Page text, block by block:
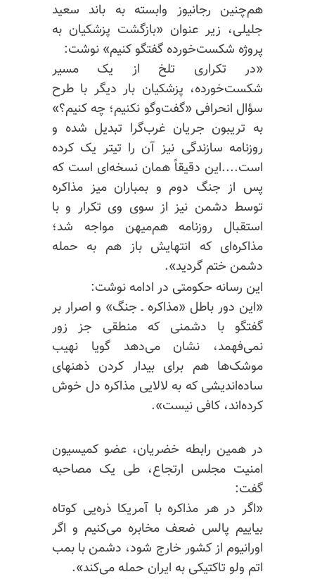
هم‌چنین رجانیوز وابسته به باند سعید
جلیلی، زیر عنوان «بازگشت پزشکیان به
پروژه شکست‌خورده گفتگوکنیم» نوشت:
«در تکراری تلخ از یک مسیر
شکست‌خورده، پزشکیان بار دیگر با طرح
سؤال انحرافی «گفت‌وگو نکنیم؛ چه کنیم؟»
به تریبون جریان غرب‌گرا تبدیل شده و
روزنامه سازندگی نیز آن را تیتر یک کرده
است....این دقیقاً همان نسخه‌ای است که
پس از جنگ دوم و بمباران میز مذاکره
توسط دشمن نیز از سوی وی تکرار و با
استقبال روزنامه هم‌میهن مواجه شد؛
مذاکره‌ای که انتهایش باز هم به حمله
دشمن ختم گردید».
این رسانه حکومتی در ادامه نوشت:
«این دور باطل «مذاکره ـ جنگ» و اصرار بر
گفتگو با دشمنی که منطقی جز زور
نمی‌فهمد، نشان می‌دهد گویا نهیب
موشک‌ها هم برای بیدار کردن ذهنهای
ساده‌اندیشی که به لالایی مذاکره دل خوش
کرده‌اند، کافی نیست».
در همین رابطه خضریان، عضو کمیسیون
امنیت مجلس ارتجاع، طی یک مصاحبه
گفت:
«اگر در هر مذاکره با آمریکا ذره‌یی کوتاه
بیاییم پالس ضعف مخابره می‌کنیم و اگر
اورانیوم از کشور خارج شود، دشمن با بمب
اتم ولو تاکتیکی به ایران حمله می‌کند».